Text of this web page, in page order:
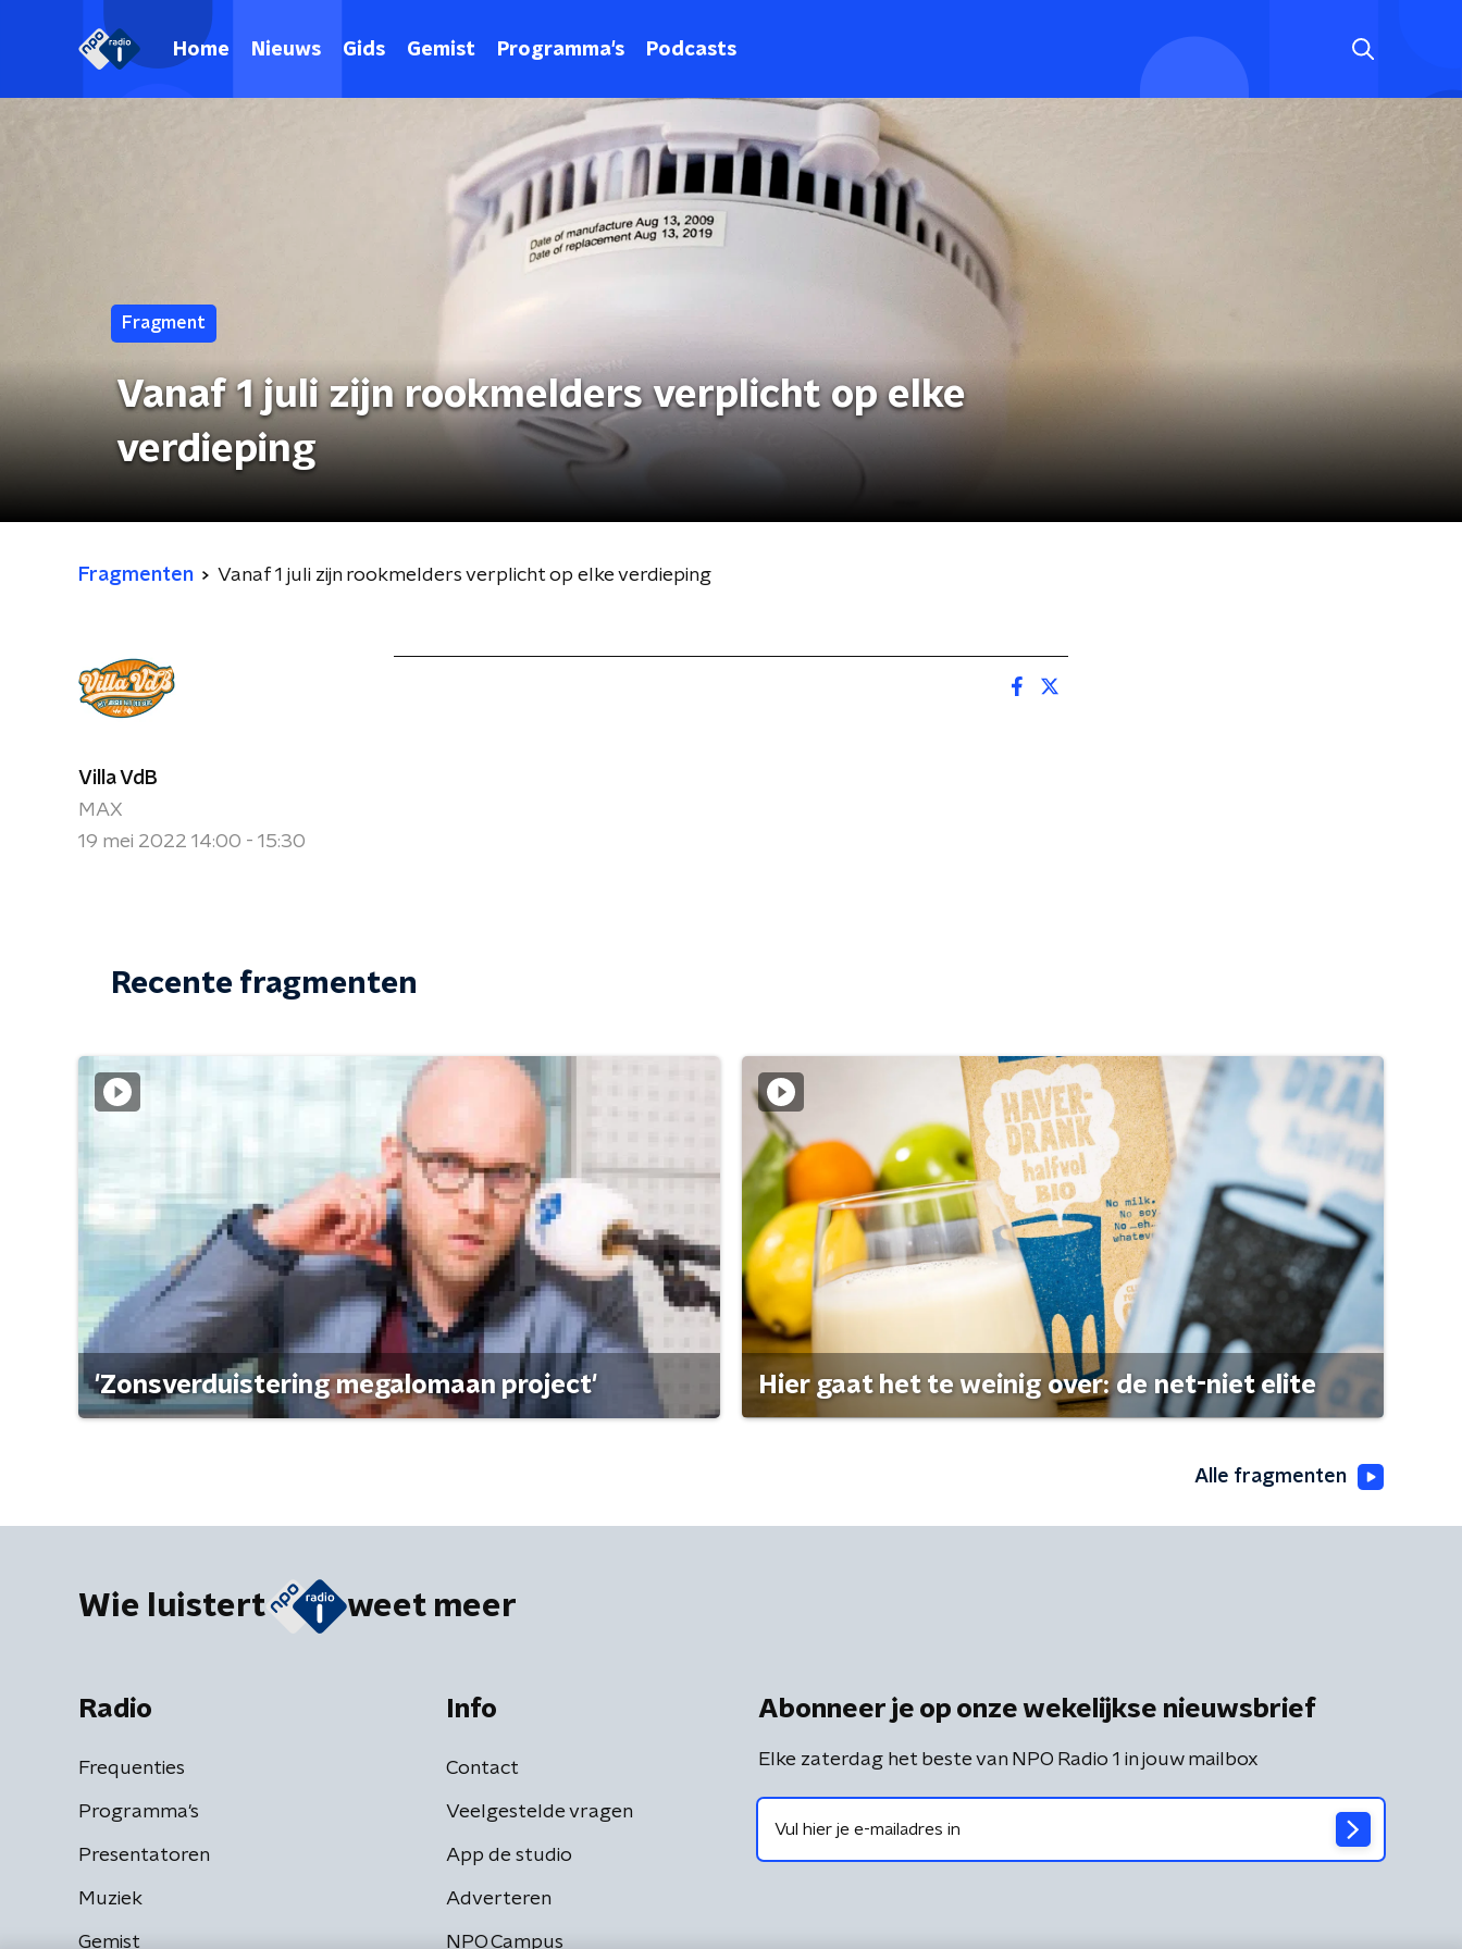
Home Nieuws Gids Gemist Programma's Podcasts
Fragment
Vanaf 1 juli zijn rookmelders verplicht op elke
verdieping
Fragmenten Vanaf 1 juli zijn rookmelders verplicht op elke verdieping
Villa VdB
MAX
19 mei 2022 14:00 - 15:30
Recente fragmenten
'Zonsverduistering megalomaan project' Hier gaat het te weinig over: de net-niet elite
Alle fragmenten
Wie luistert weet meer
Radio
Frequenties
Programma's
Presentatoren
Muziek
Gemist
Info
Contact
Veelgestelde vragen
App de studio
Adverteren
NPO Campus
Abonneer je op onze wekelijkse nieuwsbrief
Elke zaterdag het beste van NPO Radio 1 in jouw mailbox